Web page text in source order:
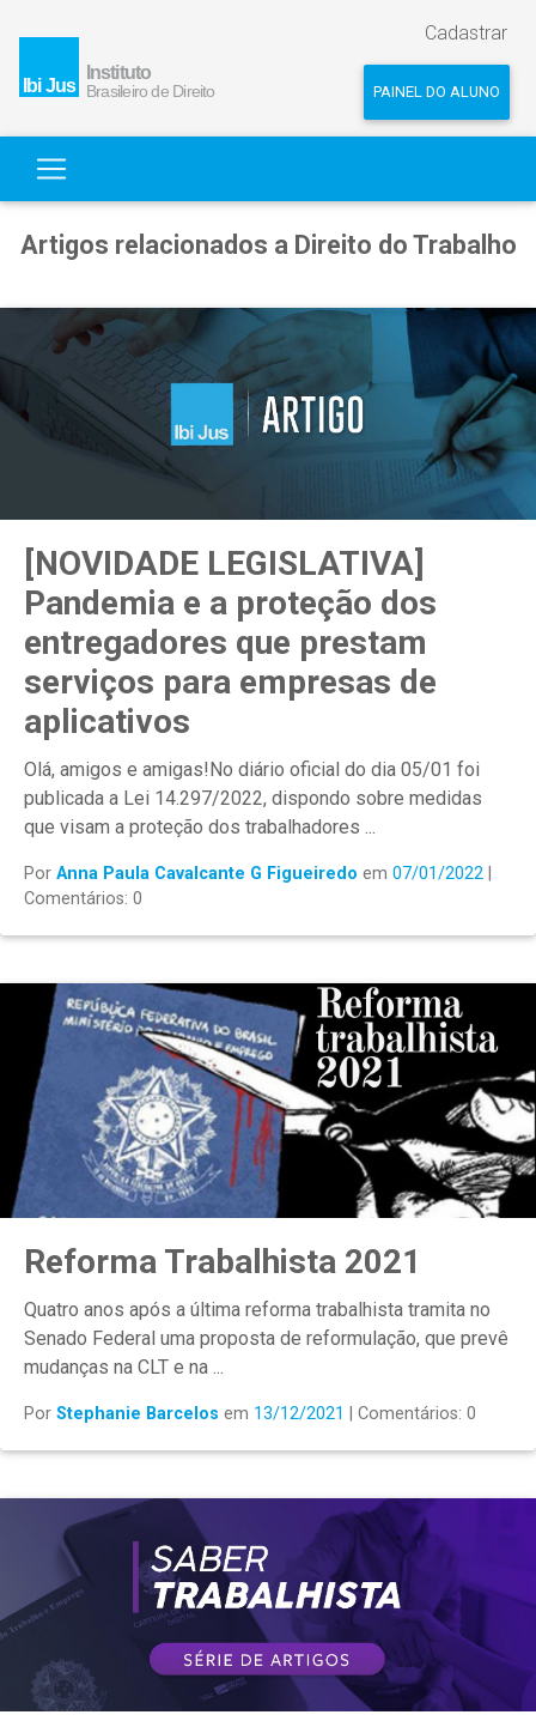
Cadastrar
PAINEL DO ALUNO
Artigos relacionados a Direito do Trabalho
[NOVIDADE LEGISLATIVA]
Pandemia e a proteção dos
entregadores que prestam
serviços para empresas de
aplicativos
Olá, amigos e amigas!No diário oficial do dia 05/01 foi
publicada a Lei 14.297/2022, dispondo sobre medidas
que visam a proteção dos trabalhadores ...
Por Anna Paula Cavalcante G Figueiredo em 07/01/2022
Comentários: 0
Reforma Trabalhista 2021
Quatro anos após a última reforma trabalhista tramita no
Senado Federal uma proposta de reformulação, que prevê
mudanças na CLT e na ...
Por Stephanie Barcelos em 13/12/2021 | Comentários: 0